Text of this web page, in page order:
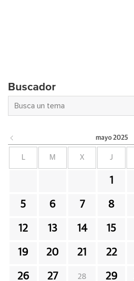
Buscador
mayo 2025
L M X J
1
5 6 7 8
12 13 14 15
19 20 21 22
26 27 28 29